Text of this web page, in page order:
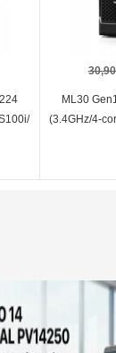
ML30
(3.4GHz/4-